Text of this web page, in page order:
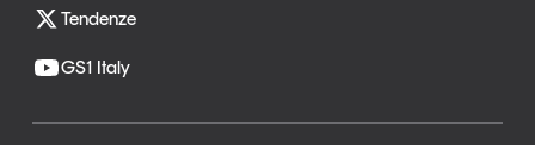
Tendenze
GS1 Italy